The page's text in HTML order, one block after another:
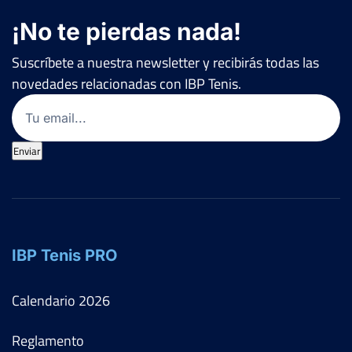
¡No te pierdas nada!
Suscríbete a nuestra newsletter y recibirás todas las
novedades relacionadas con IBP Tenis.
Email
Enviar
IBP Tenis PRO
Calendario 2026
Reglamento